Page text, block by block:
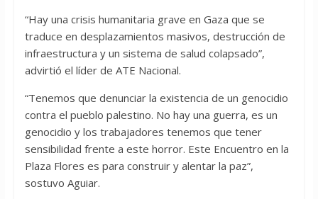
“Hay una crisis humanitaria grave en Gaza que se
traduce en desplazamientos masivos, destrucción de
infraestructura y un sistema de salud colapsado”,
advirtió el líder de ATE Nacional.
“Tenemos que denunciar la existencia de un genocidio
contra el pueblo palestino. No hay una guerra, es un
genocidio y los trabajadores tenemos que tener
sensibilidad frente a este horror. Este Encuentro en la
Plaza Flores es para construir y alentar la paz”,
sostuvo Aguiar.